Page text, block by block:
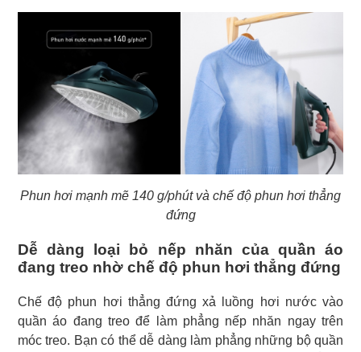
Phun hơi mạnh mẽ 140 g/phút và chế độ phun hơi thẳng
đứng
Dễ dàng loại bỏ nếp nhăn của quần áo
đang treo nhờ chế độ phun hơi thẳng đứng
Chế độ phun hơi thẳng đứng xả luồng hơi nước vào
quần áo đang treo để làm phẳng nếp nhăn ngay trên
móc treo. Bạn có thể dễ dàng làm phẳng những bộ quần